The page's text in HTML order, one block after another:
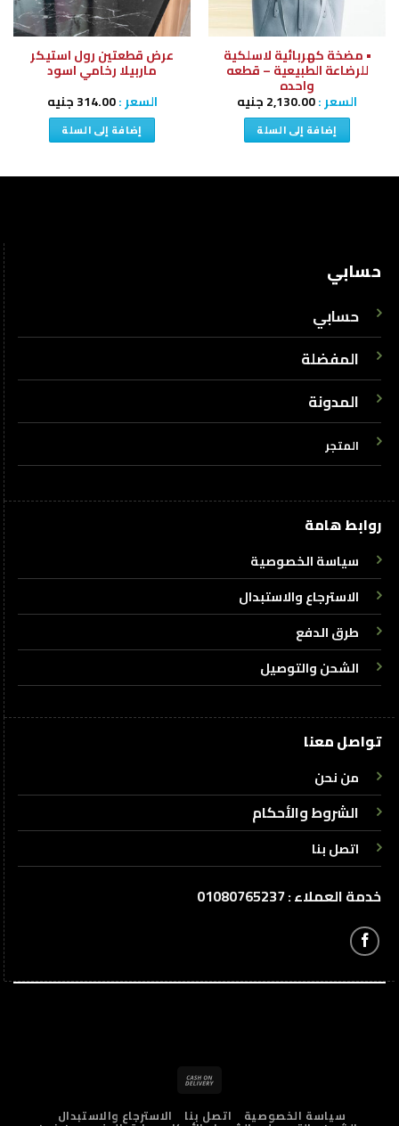
• مضخة كهربائية لاسلكية
للرضاعة الطبيعية – قطعه
واحده
السعر :2,130.00جنيه
إضافة إلى السلة
عرض قطعتين رول استيكر
ماربيلا رخامي اسود
السعر :314.00جنيه
إضافة إلى السلة
حسابي
حسابي
المفضلة
المدونة
المتجر
روابط هامة
سياسة الخصوصية
الاسترجاع والاستبدال
طرق الدفع
الشحن والتوصيل
تواصل معنا
من نحن
الشروط والأحكام
اتصل بنا
خدمة العملاء : 01080765237
Delivery
سياسة الخصوصية اتصل بنا الاسترجاع والاستبدال